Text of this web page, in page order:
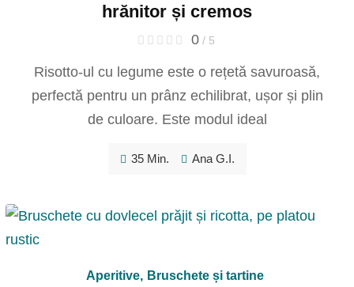
hrănitor și cremos
0/ 5
Risotto-ul cu legume este o rețetă savuroasă,
perfectă pentru un prânz echilibrat, ușor și plin
de culoare. Este modul ideal
35 Min. Ana G.I.
Aperitive, Bruschete și tartine